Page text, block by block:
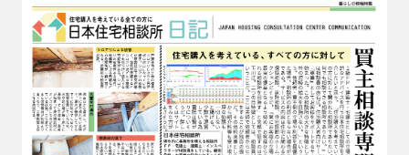
コ
テ
ン
ツ
へ
ス
キ
ッ
プ